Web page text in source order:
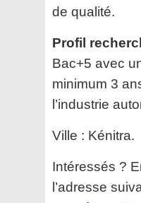
de qualité.
Profil
Bac+5 avec
minimum 3
l’industrie
Ville : Kénitra.
Intéressés ?
l’adresse